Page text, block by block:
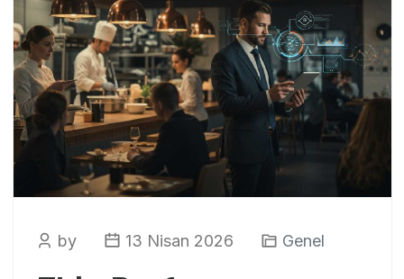
by 13 Nisan 2026 Genel